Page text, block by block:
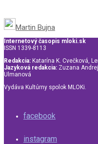
Martin Bujna
Internetový časopis mloki.sk
ISSN 1339-8113
Redakcia: Katarína K. Cvečková,
Jazyková redakcia: Zuzana
Ulmanová
Vydáva Kultúrny spolok MLOKi.
facebook
instagram